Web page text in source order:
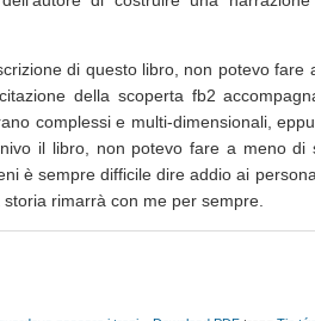
di questo libro, non potevo fare
della scoperta fb2
complessi e multi-dimensionali,
il libro, non potevo fare a meno di
è sempre difficile dire addio ai
rimarrà con me per sempre.